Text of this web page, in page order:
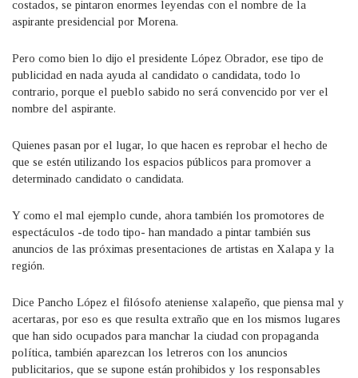
costados, se pintaron enormes leyendas con el nombre de la
aspirante presidencial por Morena.
Pero como bien lo dijo el presidente López Obrador, ese tipo de
publicidad en nada ayuda al candidato o candidata, todo lo
contrario, porque el pueblo sabido no será convencido por ver el
nombre del aspirante.
Quienes pasan por el lugar, lo que hacen es reprobar el hecho de
que se estén utilizando los espacios públicos para promover a
determinado candidato o candidata.
Y como el mal ejemplo cunde, ahora también los promotores de
espectáculos -de todo tipo- han mandado a pintar también sus
anuncios de las próximas presentaciones de artistas en Xalapa y la
región.
Dice Pancho López el filósofo ateniense xalapeño, que piensa mal y
acertaras, por eso es que resulta extraño que en los mismos lugares
que han sido ocupados para manchar la ciudad con propaganda
política, también aparezcan los letreros con los anuncios
publicitarios, que se supone están prohibidos y los responsables